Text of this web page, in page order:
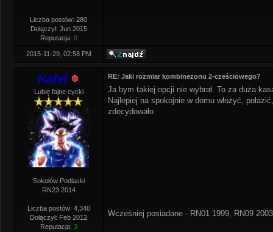
Liczba postów: 280
Dołączył: Jun 2015
Reputacja: 0
2015-11-29, 02:58 PM
Kafel
Lubię fajne cycki
Sokołów Podlaski
RN23 2014
Liczba postów: 4,340
Dołączył: Feb 2012
Reputacja: 3
RE: Jaki rozmiar kombinezonu 2-cześciowego?
Ja bym takiej opcji nie wybrał. To za duża
Najlepiej na spokojnie w domu włożyć,
zdecydowało
Wcześniej posiadane - RN01 1999, RN09